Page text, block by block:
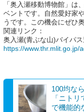
「奥入瀬移動博物館」は
ベントです。自然愛好家
うです。この機会にぜひ
関連リンク：
奥入瀬(青ぶな山)バイパ
https://www.thr.mlit.go.jp/
100均な
「ニト
で機能的